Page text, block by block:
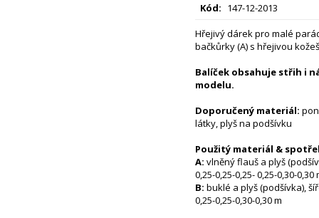
Kód: 147-12-2013
Hřejivý dárek pro malé
bačkůrky (A) s hřejivou
Balíček obsahuje střih i
modelu.
Doporučený materiál:
látky, plyš na podšívku
Použitý materiál &
A: vlněný flauš a plyš
0,25-0,25-0,25- 0,25-0,30-0,30
B: buklé a plyš (podšívka),
0,25-0,25-0,30-0,30 m